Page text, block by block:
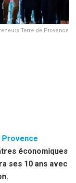
Terre de Provence
Provence
économiques
ses 10 ans avec